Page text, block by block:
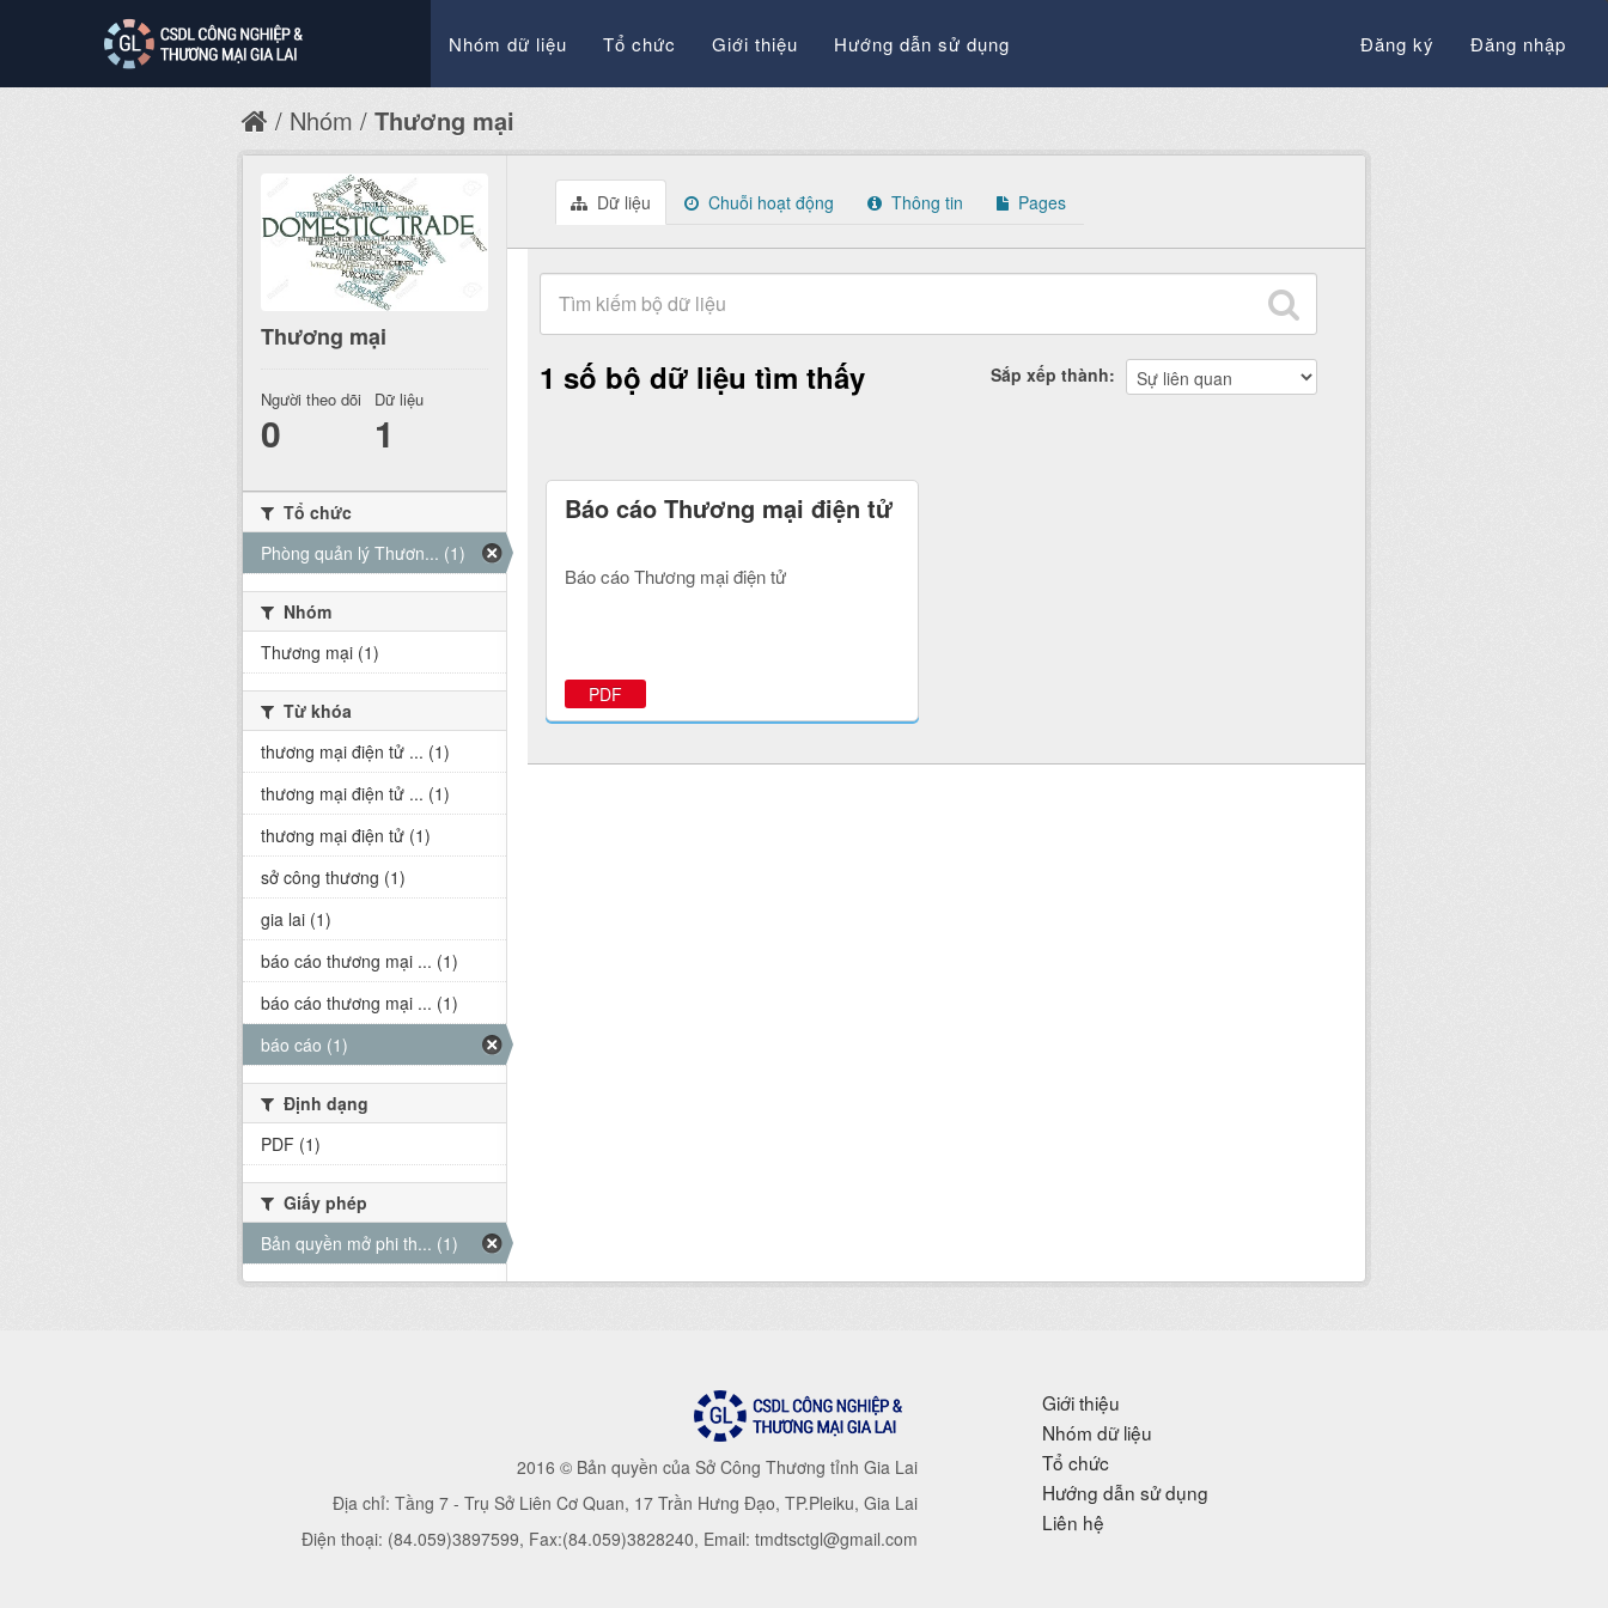
Nhóm dữ liệu Tổ chức Giới thiệu Hướng dẫn sử dụng Đăng ký Đăng nhập
Nhóm Thương mại
Dữ liệu Chuỗi hoạt động Thông tin Pages
Sắp xếp thành
1 số bộ dữ liệu tìm thấy
Báo cáo Thương mại điện tử
Báo cáo Thương mại điện tử
PDF
Thương mại
Người theo dõi
0
Dữ liệu
1
Tổ chức
Phòng quản lý Thươn... (1)
Nhóm
Thương mại (1)
Từ khóa
thương mại điện tử ... (1)
thương mại điện tử ... (1)
thương mại điện tử (1)
sở công thương (1)
gia lai (1)
báo cáo thương mại ... (1)
báo cáo thương mại ... (1)
báo cáo (1)
Định dạng
PDF (1)
Giấy phép
Bản quyền mở phi th... (1)
2016 © Bản quyền của Sở Công Thương tỉnh Gia Lai
Địa chỉ: Tầng 7 - Trụ Sở Liên Cơ Quan, 17 Trần Hưng Đạo, TP.Pleiku, Gia Lai
Điện thoại: (84.059)3897599, Fax:(84.059)3828240, Email: tmdtsctgl@gmail.com
Giới thiệu
Nhóm dữ liệu
Tổ chức
Hướng dẫn sử dụng
Liên hệ